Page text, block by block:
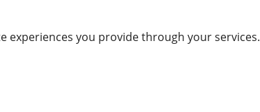
experiences you provide through your services.